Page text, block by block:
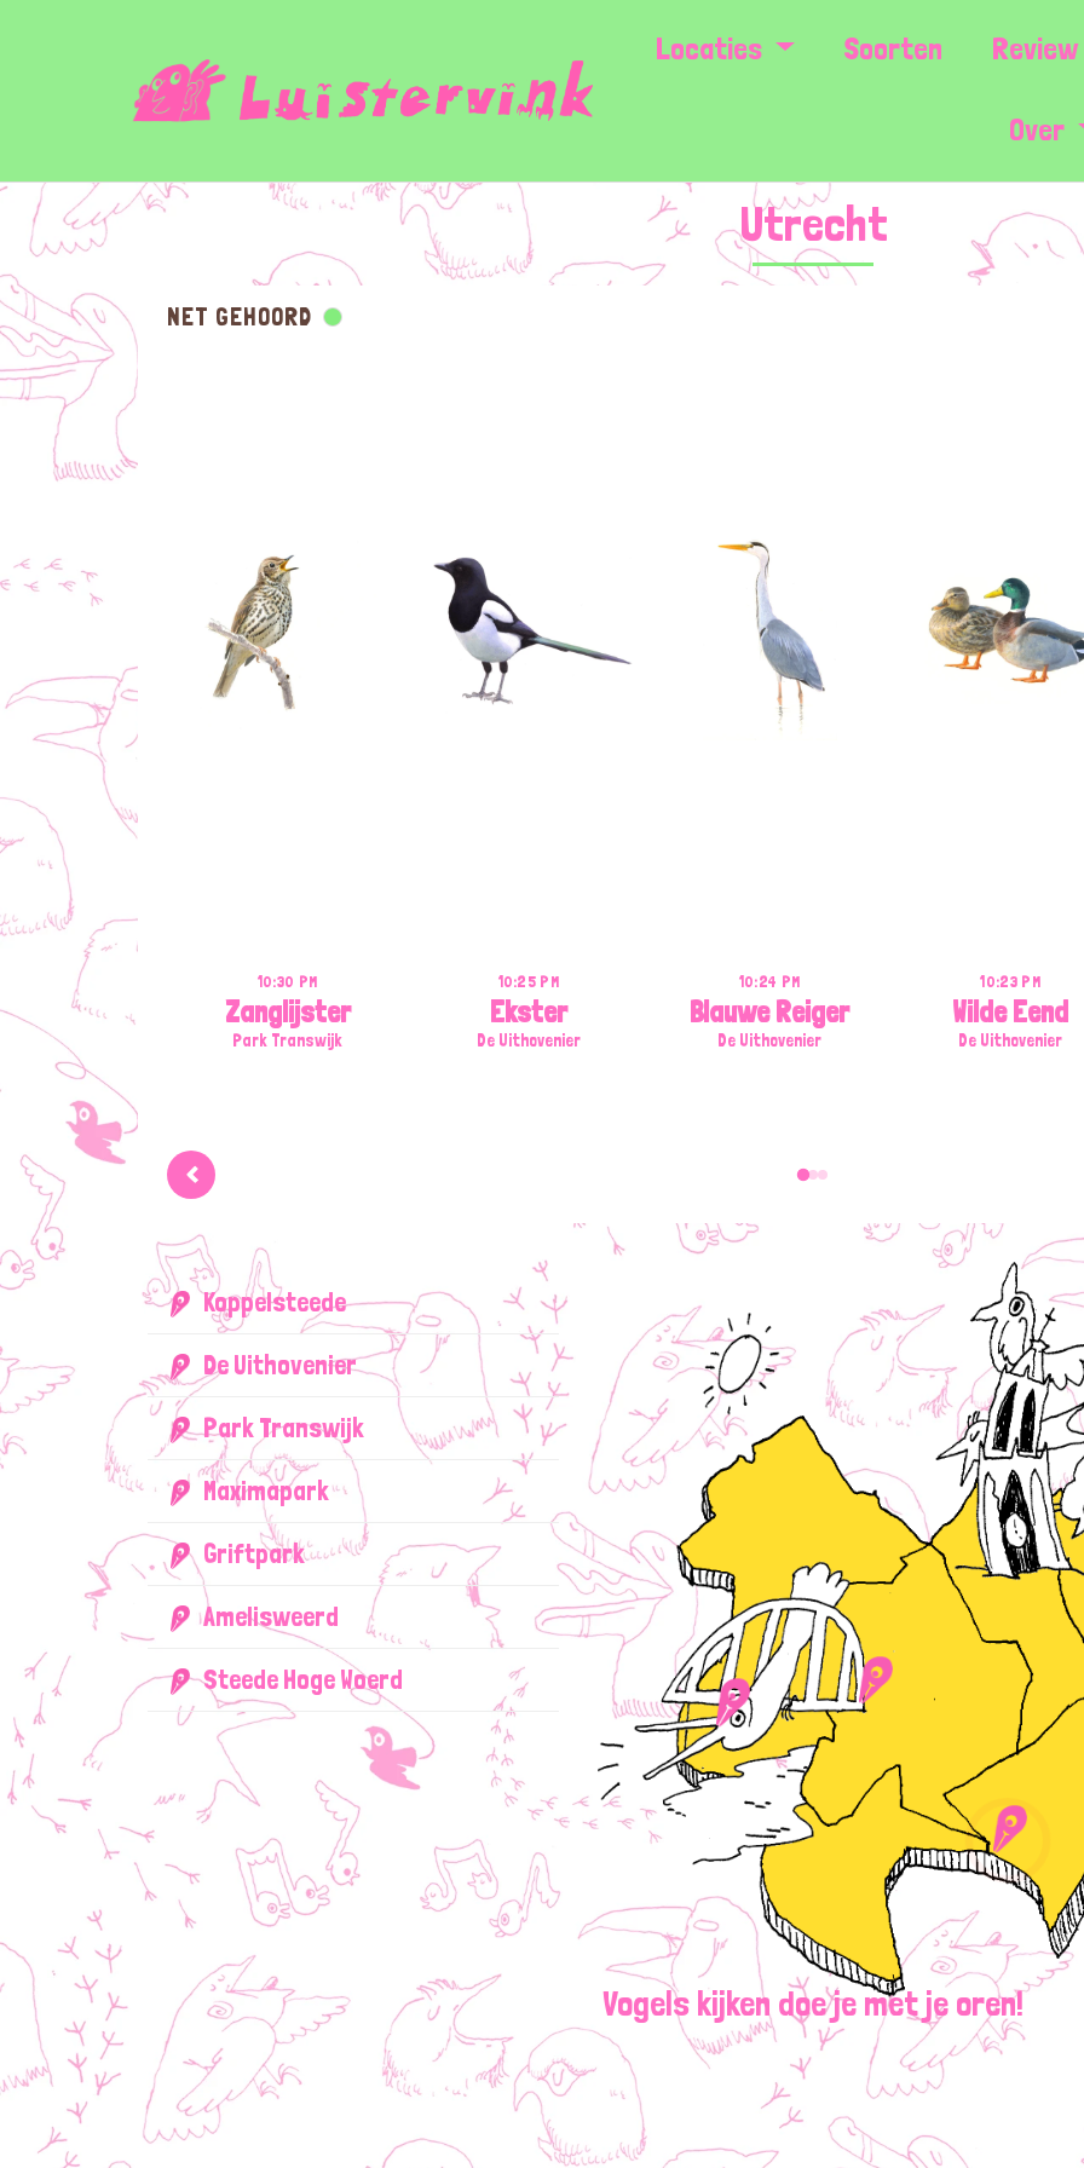
Locaties Soorten
Over
Utrecht
NET GEHOORD
10:30 PM
Zanglijster
Park Transwijk
10:25 PM
Ekster
De Uithovenier
10:24 PM
Blauwe Reiger
De Uithovenier
10:23 PM
Wilde Eend
De Uithovenier
‹
Koppelsteede
De Uithovenier
Park Transwijk
Maximapark
Griftpark
Amelisweerd
Steede Hoge Woerd
Vogels kijken doe je met je oren!